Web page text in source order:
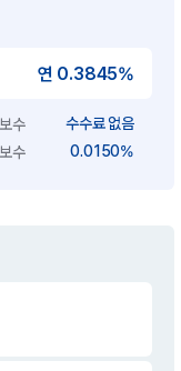
연 0.3845%
수
수수료 없음
수 0.0150%